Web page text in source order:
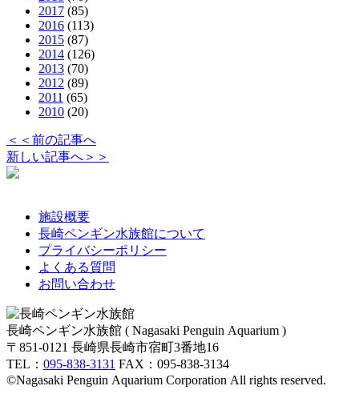
2017 (85)
2016 (113)
2015 (87)
2014 (126)
2013 (70)
2012 (89)
2011 (65)
2010 (20)
＜＜前の記事へ
新しい記事へ＞＞
施設概要
長崎ペンギン水族館について
プライバシーポリシー
よくある質問
お問い合わせ
長崎ペンギン水族館 ( Nagasaki Penguin Aquarium )
〒851-0121 長崎県長崎市宿町3番地16
TEL： 095-838-3131 FAX：095-838-3134
©Nagasaki Penguin Aquarium Corporation All rights reserved.